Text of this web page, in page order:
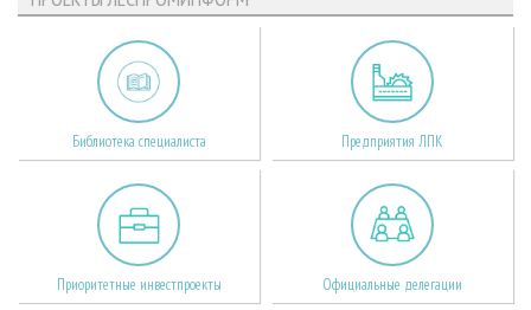
Библиотека специалиста Предприятия ЛПК
Приоритетные инвестпроекты Официальные делегации